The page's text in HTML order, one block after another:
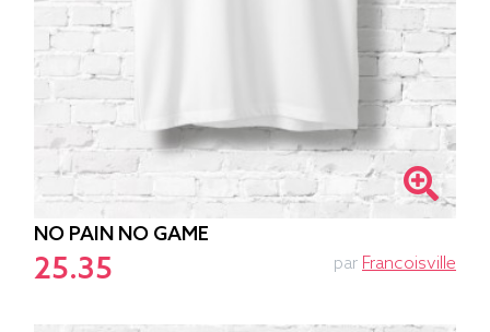
NO PAIN NO GAME
25.35 par Francoisville